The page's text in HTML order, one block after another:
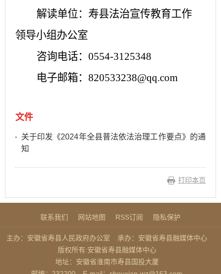
解读单位：寿县法治宣传教育工作
领导小组办公室
咨询电话： 0554-3125348
电子邮箱： 820533238@qq.com
文件
关于印发《2024年全县普法依法治理工作要点》的通
知
打印本页
联系我们 网站地图 RSS订阅 隐私保护
主办：安徽省寿县人民政府办公室
承办：安徽省寿县融媒体中心
版权所有:安徽省寿县融媒体中心
地址：安徽省淮南市寿县国投大厦